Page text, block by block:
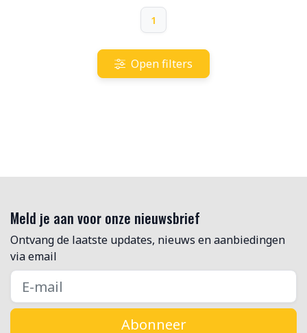
1
Open filters
Meld je aan voor onze nieuwsbrief
Ontvang de laatste updates, nieuws en aanbiedingen
via email
Abonneer